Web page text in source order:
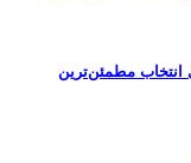
انتخاب مطمئن‌ترین